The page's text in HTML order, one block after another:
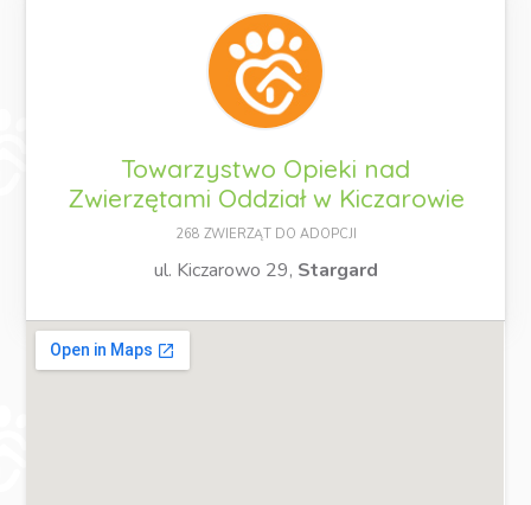
Towarzystwo Opieki nad
Zwierzętami Oddział w Kiczarowie
268 ZWIERZĄT DO ADOPCJI
ul. Kiczarowo 29, Stargard